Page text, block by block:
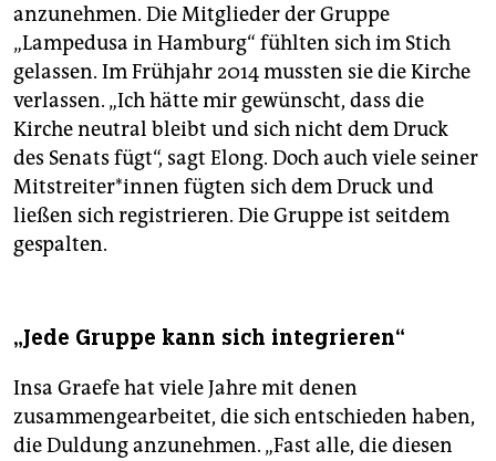
anzunehmen. Die Mitglieder der Gruppe
„Lampedusa in Hamburg“ fühlten sich im Stich
gelassen. Im Frühjahr 2014 mussten sie die Kirche
verlassen. „Ich hätte mir gewünscht, dass die
Kirche neutral bleibt und sich nicht dem Druck
des Senats fügt“, sagt Elong. Doch auch viele seiner
Mit­strei­te­r*in­nen fügten sich dem Druck und
ließen sich registrieren. Die Gruppe ist seitdem
gespalten.
„Jede Gruppe kann sich integrieren“
Insa Graefe hat viele Jahre mit denen
zusammengearbeitet, die sich entschieden haben,
die Duldung anzunehmen. „Fast alle, die diesen